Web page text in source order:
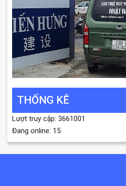
THỐNG KÊ
Lượt truy cập: 3661001
Đang online: 15